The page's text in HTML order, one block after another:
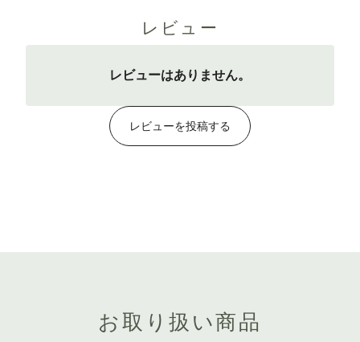
レビュー
レビューはありません。
レビューを投稿する
お取り扱い商品